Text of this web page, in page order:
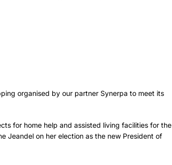
organised by our partner Synerpa to meet its
for home help and assisted living facilities for the
Jeandel on her election as the new President of